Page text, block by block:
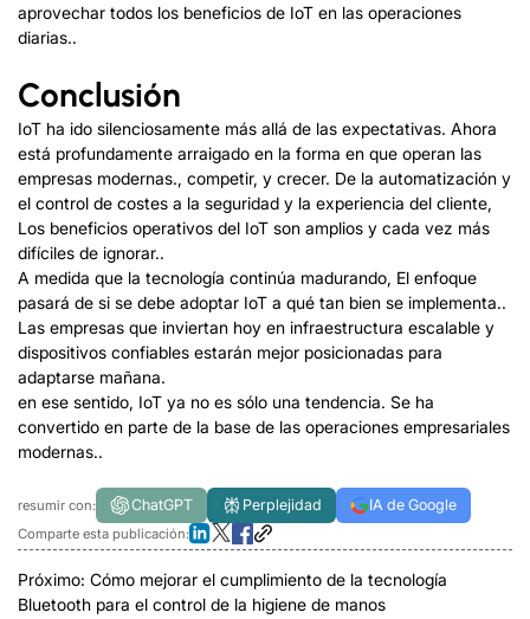
aprovechar todos los beneficios de IoT en las operaciones
diarias..
Conclusión
IoT ha ido silenciosamente más allá de las expectativas. Ahora
está profundamente arraigado en la forma en que operan las
empresas modernas., competir, y crecer. De la automatización y
el control de costes a la seguridad y la experiencia del cliente,
Los beneficios operativos del IoT son amplios y cada vez más
difíciles de ignorar..
A medida que la tecnología continúa madurando, El enfoque
pasará de si se debe adoptar IoT a qué tan bien se implementa..
Las empresas que inviertan hoy en infraestructura escalable y
dispositivos confiables estarán mejor posicionadas para
adaptarse mañana.
en ese sentido, IoT ya no es sólo una tendencia. Se ha
convertido en parte de la base de las operaciones empresariales
modernas..
resumir con: ChatGPT Perplejidad IA de Google
Comparte esta publicación:
Próximo: Cómo mejorar el cumplimiento de la tecnología
Bluetooth para el control de la higiene de manos